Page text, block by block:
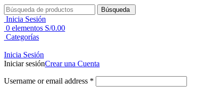
Búsqueda
Inicia Sesión
0 elementos S/0.00
Categorías
Inicia Sesión
Iniciar sesiónCrear una Cuenta
Username or email address *